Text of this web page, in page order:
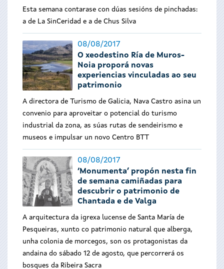
Esta semana contarase con dúas sesións de pinchadas:
a de La SinCeridad e a de Chus Silva
08/08/2017
O xeodestino Ría de Muros-
Noia proporá novas
experiencias vinculadas ao seu
patrimonio
A directora de Turismo de Galicia, Nava Castro asina un
convenio para aproveitar o potencial do turismo
industrial da zona, as súas rutas de sendeirismo e
museos e impulsar un novo Centro BTT
08/08/2017
‘Monumenta’ propón nesta fin
de semana camiñadas para
descubrir o patrimonio de
Chantada e de Valga
A arquitectura da igrexa lucense de Santa María de
Pesqueiras, xunto co patrimonio natural que alberga,
unha colonia de morcegos, son os protagonistas da
andaina do sábado 12 de agosto, que percorrerá os
bosques da Ribeira Sacra